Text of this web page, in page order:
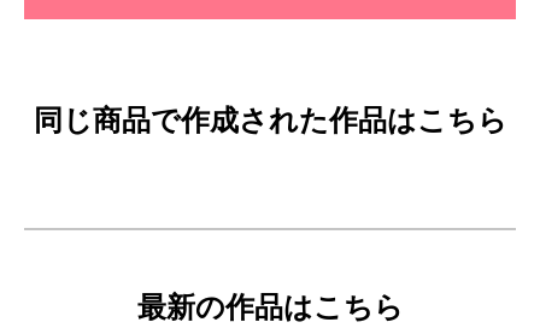
同じ商品で作成された作品はこちら
最新の作品はこちら